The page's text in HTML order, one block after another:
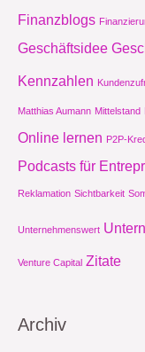
Finanzblogs
Geschäftsidee
Kennzahlen
Matthias Aumann Mittelstand
Online lernen P2P-
Podcasts für
Reklamation Sichtbarkeit
Unternehmenswert
Venture Capital Zitate
Archiv